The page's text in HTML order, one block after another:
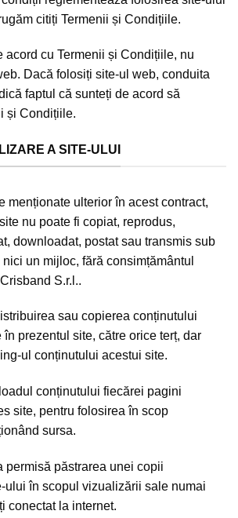
citiți Termenii și Condițiile.
acord cu Termenii și Condițiile, nu
Dacă folosiți site-ul web, conduita
faptul că sunteți de acord să
și Condițiile.
A SITE-ULUI
menționate ulterior în acest contract,
nu poate fi copiat, reprodus,
downloadat, postat sau transmis sub
un mijloc, fără consimțământul
S.r.l..
sau copierea conținutului
prezentul site, către orice terț, dar
ul conținutului acestui site.
conținutului fiecărei pagini
site, pentru folosirea în scop
sursa.
permisă păstrarea unei copii
ului în scopul vizualizării sale numai
conectat la internet.